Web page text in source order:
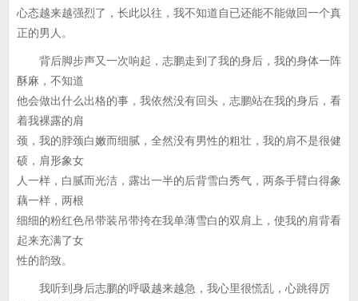
心态越来越强烈了，长此以往，我不知道自已还能不能做回一个真
正的男人。
背后脚步声又一次响起，志鹏走到了我的身后，我的身体一阵
酥麻，不知道
他会做出什么出格的事，我依然没有回头，志鹏站在我的身后，看
着我裸露的肩
颈，我的脖颈白嫩而细腻，全然没有男性的粗壮，我的肩不是很健
硕，肩形象女
人一样，白腻而光洁，露出一半的后背雪白秀气，两条手臂白得象
藕一样，两根
细细的粉红色吊带装吊带挎在我单薄雪白的双肩上，使我的肩背看
起来充满了女
性的韵致。
我听到身后志鹏的呼吸越来越急，我心里很慌乱，心跳得厉